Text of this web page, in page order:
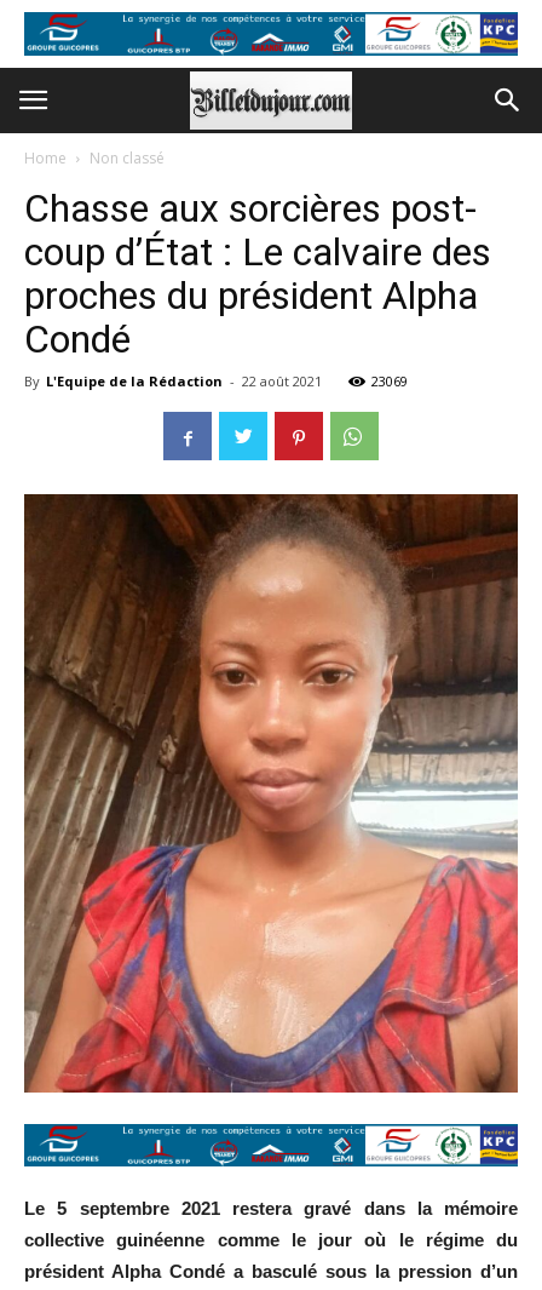
Home Non classé
Chasse aux sorcières post-
coup d’État : Le calvaire des
proches du président Alpha
Condé
By L'Equipe de la Rédaction - 22 août 2021 23069
Le 5 septembre 2021 restera gravé dans la mémoire
collective guinéenne comme le jour où le régime du
président Alpha Condé a basculé sous la pression d’un